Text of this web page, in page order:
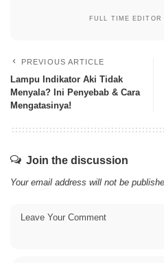
FULL TIME EDITOR
PREVIOUS ARTICLE
Lampu Indikator Aki Tidak
Menyala? Ini Penyebab & Cara
Mengatasinya!
Join the discussion
Your email address will not be